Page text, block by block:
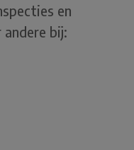
en
andere bij: